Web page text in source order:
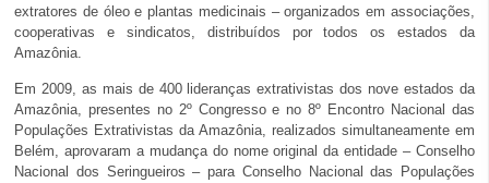
extratores de óleo e plantas medicinais – organizados em associações,
cooperativas e sindicatos, distribuídos por todos os estados da
Amazônia.
Em 2009, as mais de 400 lideranças extrativistas dos nove estados da
Amazônia, presentes no 2º Congresso e no 8º Encontro Nacional das
Populações Extrativistas da Amazônia, realizados simultaneamente em
Belém, aprovaram a mudança do nome original da entidade – Conselho
Nacional dos Seringueiros – para Conselho Nacional das Populações